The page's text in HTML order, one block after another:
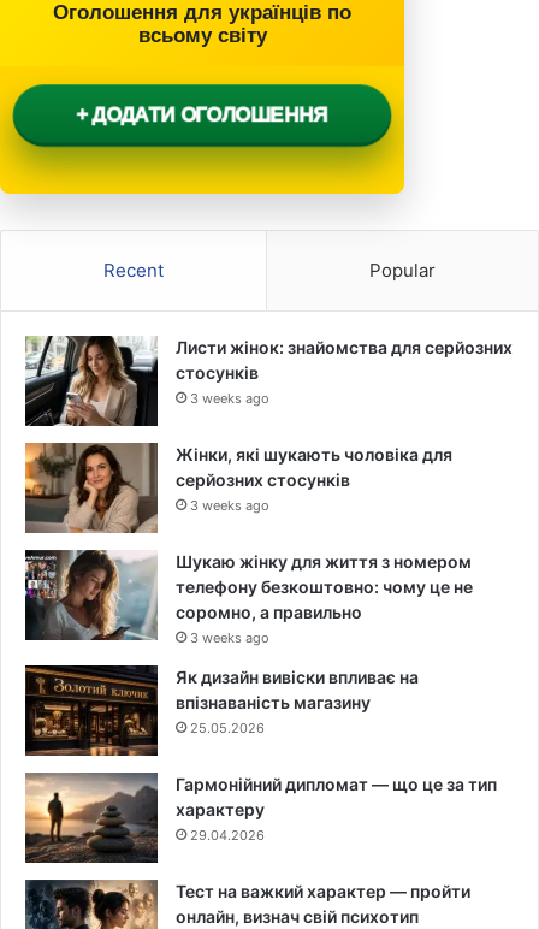
Оголошення для українців по
всьому світу
+ ДОДАТИ ОГОЛОШЕННЯ
Recent Popular
Листи жінок: знайомства для серйозних
стосунків
3 weeks ago
Жінки, які шукають чоловіка для
серйозних стосунків
3 weeks ago
Шукаю жінку для життя з номером
телефону безкоштовно: чому це не
соромно, а правильно
3 weeks ago
Як дизайн вивіски впливає на
впізнаваність магазину
25.05.2026
Гармонійний дипломат — що це за тип
характеру
29.04.2026
Тест на важкий характер — пройти
онлайн, визнач свій психотип